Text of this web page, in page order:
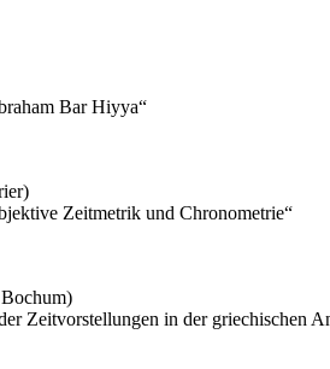
Bar Hiyya“
Zeitmetrik und Chronometrie“
Zeitvorstellungen in der griechischen